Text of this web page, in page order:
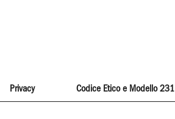
Privacy Codice Etico e Modello 231